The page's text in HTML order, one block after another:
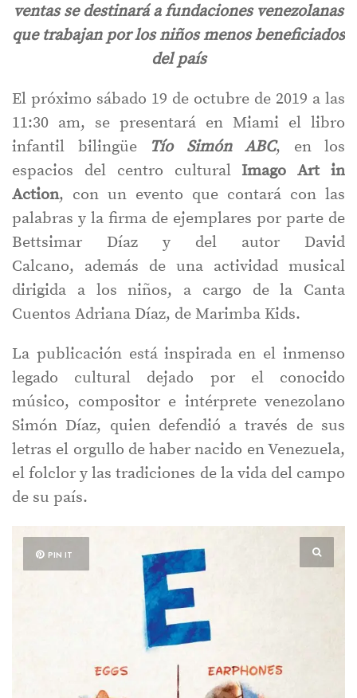
ventas se destinará a fundaciones venezolanas
que trabajan por los niños menos beneficiados
del país
El próximo sábado 19 de octubre de 2019 a las
11:30 am, se presentará en Miami el libro
infantil bilingüe
Tío Simón ABC, en los
espacios del centro cultural Imago Art in
Action, con un evento que contará con las
palabras y la firma de ejemplares por parte de
Bettsimar Díaz y del autor David
Calcano, además de una actividad musical
dirigida a los niños, a cargo de la Canta
Cuentos Adriana Díaz, de Marimba Kids.
La publicación está inspirada en el inmenso
legado cultural dejado por el conocido
músico, compositor e intérprete venezolano
Simón Díaz, quien defendió a través de sus
letras el orgullo de haber nacido en Venezuela,
el folclor y las tradiciones de la vida del campo
de su país.
PIN IT